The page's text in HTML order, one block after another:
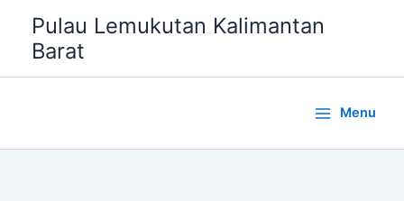
konten
Pulau Lemukutan Kalimantan
Barat
Menu